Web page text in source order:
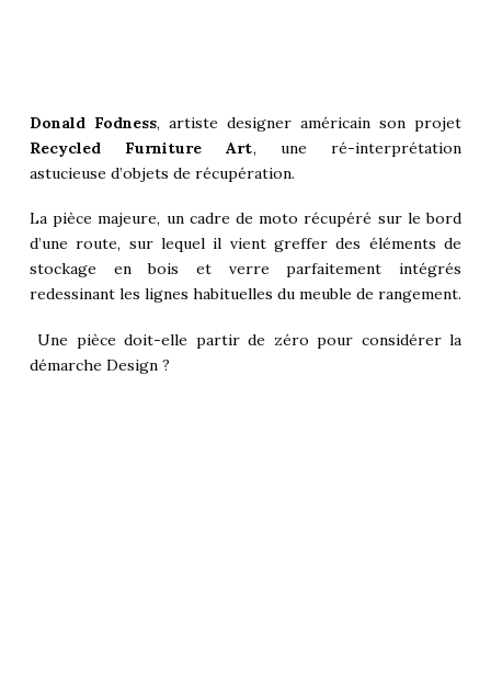
Donald Fodness, artiste designer américain son projet
Recycled Furniture Art, une ré-interprétation
astucieuse d’objets de récupération.
La pièce majeure, un cadre de moto récupéré sur le bord
d’une route, sur lequel il vient greffer des éléments de
stockage en bois et verre parfaitement intégrés
redessinant les lignes habituelles du meuble de rangement.
Une pièce doit-elle partir de zéro pour considérer la
démarche Design ?